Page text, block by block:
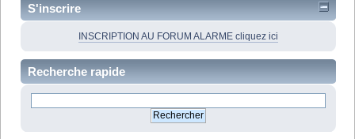
S'inscrire
INSCRIPTION AU FORUM ALARME cliquez ici
Recherche rapide